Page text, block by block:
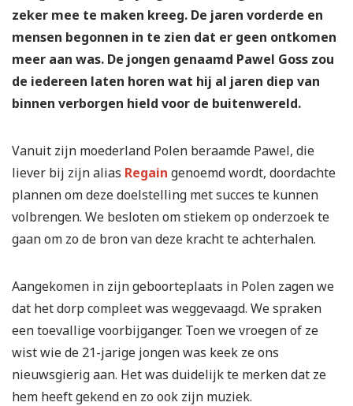
zeker mee te maken kreeg. De jaren vorderde en
mensen begonnen in te zien dat er geen ontkomen
meer aan was. De jongen genaamd Pawel Goss zou
de iedereen laten horen wat hij al jaren diep van
binnen verborgen hield voor de buitenwereld.
Vanuit zijn moederland Polen beraamde Pawel, die
liever bij zijn alias Regain genoemd wordt, doordachte
plannen om deze doelstelling met succes te kunnen
volbrengen. We besloten om stiekem op onderzoek te
gaan om zo de bron van deze kracht te achterhalen.
Aangekomen in zijn geboorteplaats in Polen zagen we
dat het dorp compleet was weggevaagd. We spraken
een toevallige voorbijganger. Toen we vroegen of ze
wist wie de 21-jarige jongen was keek ze ons
nieuwsgierig aan. Het was duidelijk te merken dat ze
hem heeft gekend en zo ook zijn muziek.